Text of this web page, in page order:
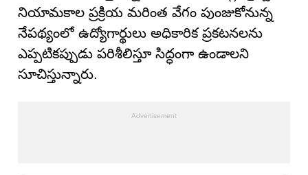
నియామకాల ప్రక్రియ మరింత వేగం పుంజుకోనున్న
నేపథ్యంలో ఉద్యోగార్థులు అధికారిక ప్రకటనలను
ఎప్పటికప్పుడు పరిశీలిస్తూ సిద్ధంగా ఉండాలని
సూచిస్తున్నారు.